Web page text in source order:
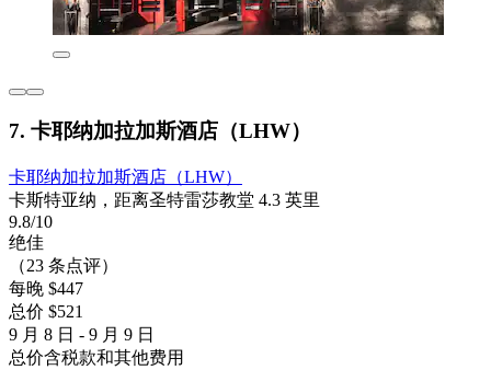
7. 卡耶纳加拉加斯酒店（LHW）
卡耶纳加拉加斯酒店（LHW）
卡斯特亚纳，距离圣特雷莎教堂 4.3 英里
9.8/10
绝佳
（23 条点评）
每晚 $447
总价 $521
9 月 8 日 - 9 月 9 日
总价含税款和其他费用